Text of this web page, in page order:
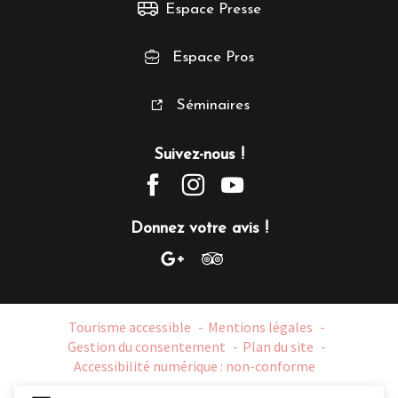
Suivez-nous !
Donnez votre avis !
Espace Presse
Espace Pros
Séminaires
Tourisme accessible
Mentions légales
Gestion du consentement
Plan du site
Accessibilité numérique : non-conforme